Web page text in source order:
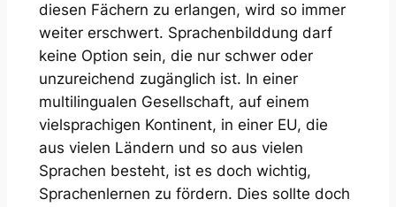
diesen Fächern zu erlangen, wird so immer
weiter erschwert. Sprachenbilddung darf
keine Option sein, die nur schwer oder
unzureichend zugänglich ist. In einer
multilingualen Gesellschaft, auf einem
vielsprachigen Kontinent, in einer EU, die
aus vielen Ländern und so aus vielen
Sprachen besteht, ist es doch wichtig,
Sprachenlernen zu fördern. Dies sollte doch